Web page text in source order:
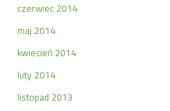
czerwiec 2014
maj 2014
kwiecień 2014
luty 2014
listopad 2013